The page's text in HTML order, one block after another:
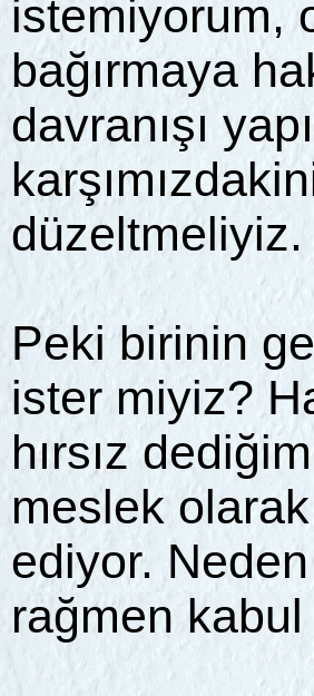
istemiyorum,
bağırmaya
davranışı
düzeltmeliyiz.
Peki birinin
ister miyiz?
hırsız
meslek olarak
ediyor.
rağmen